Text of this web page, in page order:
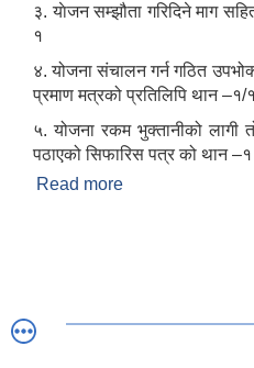
३. याेजन सम्झौता गरिदिने माग
१
४. योजना संचालन गर्न गठित
प्रमाण मत्रको प्रतिलिपि थान –१/१
५. योजना रकम भुक्तानीको लागी
पठाएको सिफारिस पत्र को थान –१
Read more